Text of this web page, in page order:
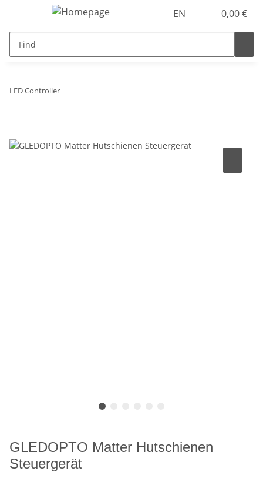
EN 0,00 €
LED Controller
GLEDOPTO Matter Hutschienen
Steuergerät